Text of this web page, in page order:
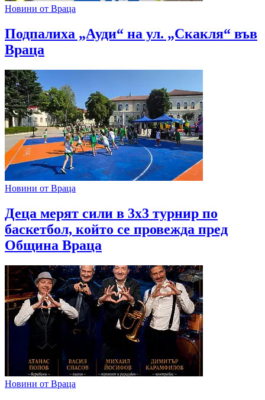
Новини от Враца
Подпалиха „Ауди“ на ул. „Скакля“ във
Враца
Новини от Враца
Деца мерят сили в 3х3 турнир по
баскетбол, който се провежда пред
Община Враца
Новини от Враца